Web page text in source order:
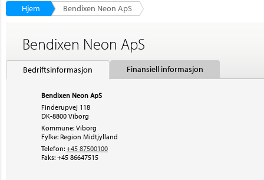
Hjem Bendixen Neon ApS
Bendixen Neon ApS
Bedriftsinformasjon Finansiell informasjon
Bendixen Neon ApS
Finderupvej 118
DK-8800 Viborg
Kommune: Viborg
Fylke: Region Midtjylland
Telefon: +45 87500100
Faks: +45 86647515